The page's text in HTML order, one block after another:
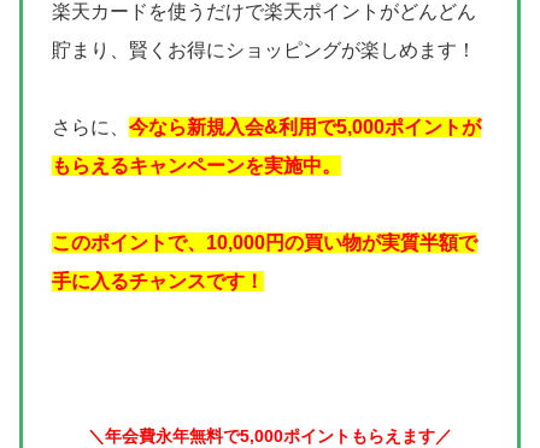
楽天カードを使うだけで楽天ポイントがどんどん
貯まり、賢くお得にショッピングが楽しめます！
さらに、 今なら新規入会&利用で5,000ポイントが
もらえるキャンペーンを実施中。
このポイントで、10,000円の買い物が実質半額で
手に入るチャンスです！
＼年会費永年無料で5,000ポイントもらえます／